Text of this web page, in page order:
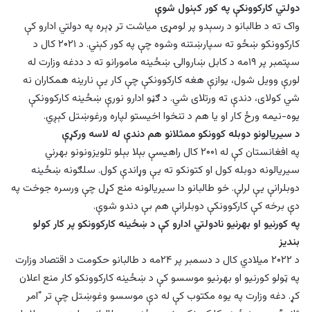
دولتي کارکوونکې په کور کېنول شوې
واک ته د طالبانو د رسېدو پر لومړۍ میاشت تر ډېره په دولتي ادارو کې
کارکوونکو ښځو ته سپارښتنه وشوه چې په کور کېني. د ۲۰۲۱ کال د
سپتمبر پر ۱۹مه د کابل ښاروالۍ ښځينه مامورانو ته د ددغه وزارت له
لورې وویل شول، یوازې هغه کارکوونکې چې کار یې نارینه همکاران نه
شي کولای، دندې ته ورتلای شي. د ګڼو ادارو نورې ښځينه کارکوونکې
یوه-نیمه ورځ کار او یا هم د تنخوا اخیستو لپاره ورغوښتل کېږي.
د سیریالونو دوبله کوونکو ممثلانو هم دندې له لاسه ورکړې
په افغانستان کې له ۲۰۰۱ کال راهیسې بېلا بېلو تلویزونونو بهرني
سيریالونه دوبله کول او کتونکو ته یې وړاندې کول. سلګونه ښځينه
دوبلرانې یې لرلې. خو طالبانو دا سیریالونه منع کړل چې ورسره جوخت په
دې برخه کې کارکوونکې دوبلرانې هم بې دندو شوې.‌
په کورنیو او بهرنیو نادولتي ادارو کې د ښځينه کارکوونکو پر کار کولو
بندیز
د ۲۰۲۲ میلادي کال د دسمبر پر ۲۴مه د طالبانو حکومت د اقتصاد وزارت
په ټولو کورنیو او بهرنیو موسسو کې د ښځينه کارکوونکو کار منع اعلان
کړ. دغه وزارت په یوه مکتوب کې له دې موسسو وغوښتل چې تر “امر